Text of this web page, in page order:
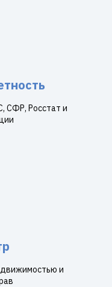
СФР, Росстат и
и